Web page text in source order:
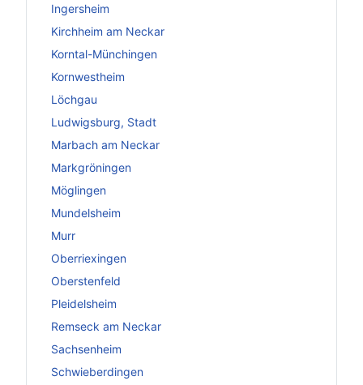
Ingersheim
Kirchheim am Neckar
Korntal-Münchingen
Kornwestheim
Löchgau
Ludwigsburg, Stadt
Marbach am Neckar
Markgröningen
Möglingen
Mundelsheim
Murr
Oberriexingen
Oberstenfeld
Pleidelsheim
Remseck am Neckar
Sachsenheim
Schwieberdingen